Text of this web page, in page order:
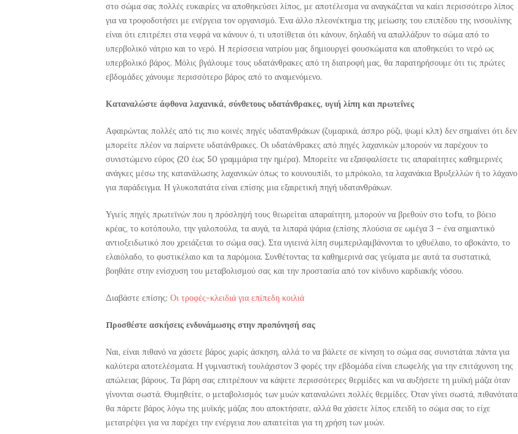
στο σώμα σας πολλές ευκαιρίες να αποθηκεύσει λίπος, με αποτέλεσμα να αναγκάζεται να καίει περισσότερο λίπος
για να τροφοδοτήσει με ενέργεια τον οργανισμό. Ένα άλλο πλεονέκτημα της μείωσης του επιπέδου της ινσουλίνης
είναι ότι επιτρέπει στα νεφρά να κάνουν ό, τι υποτίθεται ότι κάνουν, δηλαδή να απαλλάξουν το σώμα από το
υπερβολικό νάτριο και το νερό. Η περίσσεια νατρίου μας δημιουργεί φουσκώματα και αποθηκεύει το νερό ως
υπερβολικό βάρος. Μόλις βγάλουμε τους υδατάνθρακες από τη διατροφή μας, θα παρατηρήσουμε ότι τις πρώτες
εβδομάδες χάνουμε περισσότερο βάρος από το αναμενόμενο.
Καταναλώστε άφθονα λαχανικά, σύνθετους υδατάνθρακες, υγιή λίπη και πρωτεΐνες
Αφαιρώντας πολλές από τις πιο κοινές πηγές υδατανθράκων (ζυμαρικά, άσπρο ρύζι, ψωμί κλπ) δεν σημαίνει ότι δεν
μπορείτε πλέον να παίρνετε υδατάνθρακες. Οι υδατάνθρακες από πηγές λαχανικών μπορούν να παρέχουν το
συνιστώμενο εύρος (20 έως 50 γραμμάρια την ημέρα). Μπορείτε να εξασφαλίσετε τις απαραίτητες καθημερινές
ανάγκες μέσω της κατανάλωσης λαχανικών όπως το κουνουπίδι, το μπρόκολο, τα λαχανάκια Βρυξελλών ή το λάχανο
για παράδειγμα. Η γλυκοπατάτα είναι επίσης μια εξαιρετική πηγή υδατανθράκων.
Υγιείς πηγές πρωτεϊνών που η πρόσληψή τους θεωρείται απαραίτητη, μπορούν να βρεθούν στο tofu, το βόειο
κρέας, το κοτόπουλο, την γαλοπούλα, τα αυγά, τα λιπαρά ψάρια (επίσης πλούσια σε ωμέγα 3 – ένα σημαντικό
αντιοξειδωτικό που χρειάζεται το σώμα σας). Στα υγιεινά λίπη συμπεριλαμβάνονται το ιχθυέλαιο, το αβοκάντο, το
ελαιόλαδο, το φυστικέλαιο και τα παρόμοια. Συνθέτοντας τα καθημερινά σας γεύματα με αυτά τα συστατικά,
βοηθάτε στην ενίσχυση του μεταβολισμού σας και την προστασία από τον κίνδυνο καρδιακής νόσου.
Διαβάστε επίσης: Οι τροφές-κλειδιά για επίπεδη κοιλιά
Προσθέστε ασκήσεις ενδυνάμωσης στην προπόνησή σας
Ναι, είναι πιθανό να χάσετε βάρος χωρίς άσκηση, αλλά το να βάλετε σε κίνηση το σώμα σας συνιστάται πάντα για
καλύτερα αποτελέσματα. Η γυμναστική τουλάχιστον 3 φορές την εβδομάδα είναι επωφελής για την επιτάχυνση της
απώλειας βάρους. Τα βάρη σας επιτρέπουν να κάψετε περισσότερες θερμίδες και να αυξήσετε τη μυϊκή μάζα όταν
γίνονται σωστά. Θυμηθείτε, ο μεταβολισμός των μυών καταναλώνει πολλές θερμίδες. Όταν γίνει σωστά, πιθανότατα
θα πάρετε βάρος λόγω της μυϊκής μάζας που αποκτήσατε, αλλά θα χάσετε λίπος επειδή το σώμα σας το είχε
μετατρέψει για να παρέχει την ενέργεια που απαιτείται για τη χρήση των μυών.